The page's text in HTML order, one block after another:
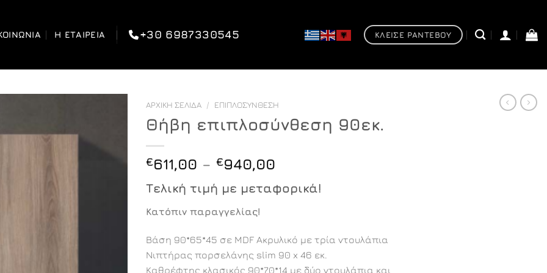
Η ΕΤΑΙΡΕΊΑ +30 6987330545 ΚΛΕΙΣΕ ΡΑΝΤΕΒΟΥ
ΑΡΧΙΚΉ ΣΕΛΊΔΑ / ΕΠΙΠΛΟΣΎΝΘΕΣΗ
Θήβη επιπλοσύνθεση 90εκ.
€611,00 – €940,00
€611,00
Τελική τιμή με μεταφορικά!
Κατόπιν παραγγελίας!
Βάση 90*65*45 σε MDF Ακρυλικό με τρία ντουλάπια
Νιπτήρας πορσελάνης slim 90 x 46 εκ.
Καθρέφτης κλασικός 90*70*14 με δύο ντουλάπια και